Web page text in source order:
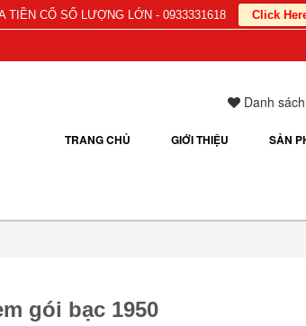
Danh
TRANG CHỦ GIỚI THIỆU SẢN
gói bạc 1950
TIỀN CỔ SỐ LƯỢNG LỚN - 0933331618 Click